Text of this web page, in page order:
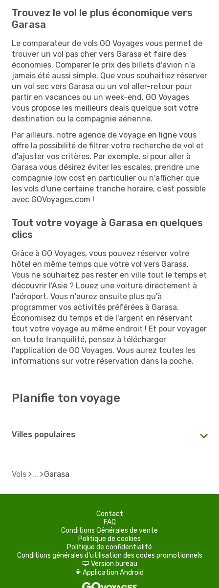
Trouvez le vol le plus économique vers
Garasa
Le comparateur de vols GO Voyages vous permet de
trouver un vol pas cher vers Garasa et faire des
économies. Comparer le prix des billets d'avion n'a
jamais été aussi simple. Que vous souhaitiez réserver
un vol sec vers Garasa ou un vol aller-retour pour
partir en vacances ou un week-end, GO Voyages
vous propose les meilleurs deals quelque soit votre
destination ou la compagnie aérienne.
Par ailleurs, notre agence de voyage en ligne vous
offre la possibilité de filtrer votre recherche de vol et
d'ajuster vos critères. Par exemple, si pour aller à
Garasa vous désirez éviter les escales, prendre une
compagnie low cost en particulier ou n'afficher que
les vols d'une certaine tranche horaire, c'est possible
avec GOVoyages.com !
Tout votre voyage à Garasa en quelques
clics
Grâce à GO Voyages, vous pouvez réserver votre
hôtel en même temps que votre vol vers Garasa.
Vous ne souhaitez pas rester en ville tout le temps et
découvrir l'Asie ? Louez une voiture directement à
l'aéroport. Vous n'aurez ensuite plus qu'à
programmer vos activités préférées à Garasa.
Économisez du temps et de l'argent en réservant
tout votre voyage au même endroit ! Et pour voyager
en toute tranquilité, pensez à télécharger
l'application de GO Voyages. Vous aurez toutes les
informations sur votre réservation dans la poche.
Planifie ton voyage
Villes populaires
Vols Garasa
Contact
FAQ
Conditions Générales de vente
Politique de cookies
Politique de confidentialité
Conditions générales d'utilisation des codes promotionnels
d Version bureau
A Application Android